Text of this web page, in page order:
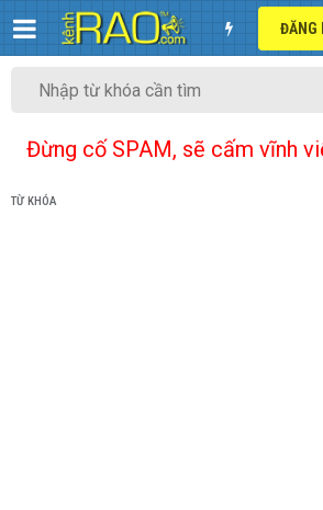
Đừng cố SPAM, sẽ cấm vĩnh
TỪ KHÓA